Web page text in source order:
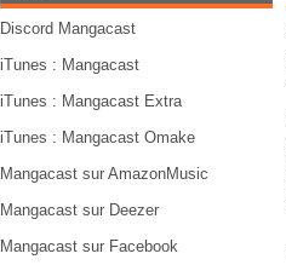
Discord Mangacast
iTunes : Mangacast
iTunes : Mangacast Extra
iTunes : Mangacast Omake
Mangacast sur AmazonMusic
Mangacast sur Deezer
Mangacast sur Facebook